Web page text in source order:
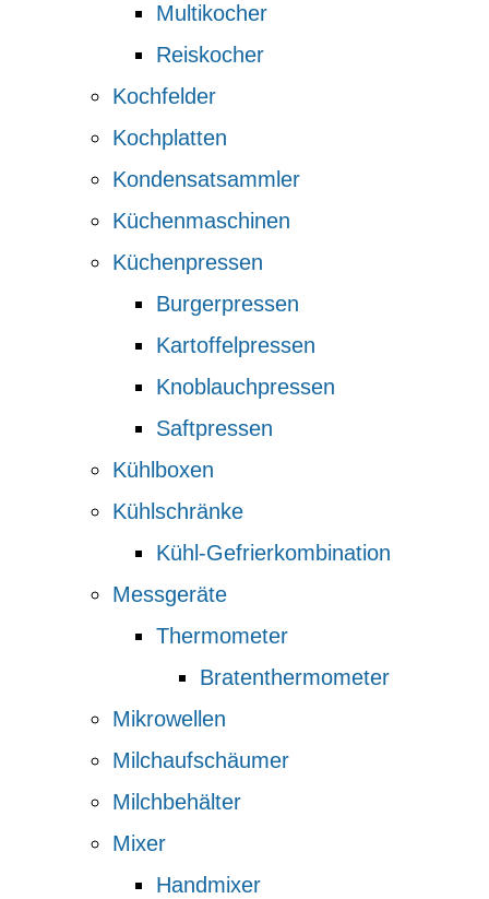
Multikocher
Reiskocher
Kochfelder
Kochplatten
Kondensatsammler
Küchenmaschinen
Küchenpressen
Burgerpressen
Kartoffelpressen
Knoblauchpressen
Saftpressen
Kühlboxen
Kühlschränke
Kühl-Gefrierkombination
Messgeräte
Thermometer
Bratenthermometer
Mikrowellen
Milchaufschäumer
Milchbehälter
Mixer
Handmixer